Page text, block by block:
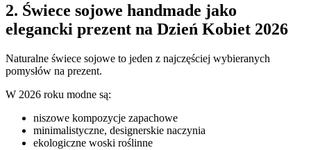
2. Świece sojowe handmade jako
elegancki prezent na Dzień Kobiet 2026
Naturalne świece sojowe to jeden z najczęściej wybieranych
pomysłów na prezent.
W 2026 roku modne są:
niszowe kompozycje zapachowe
minimalistyczne, designerskie naczynia
ekologiczne woski roślinne